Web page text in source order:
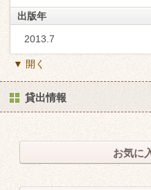
出版年
2013.7
▼ 開く
貸出情報
お気に